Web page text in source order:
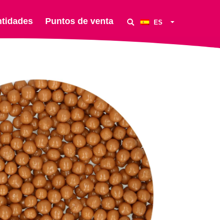
Puntos de venta ES